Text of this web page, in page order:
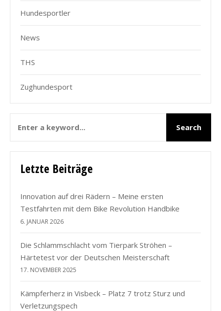
Hundesportler
News
THS
Zughundesport
Letzte Beiträge
Innovation auf drei Rädern – Meine ersten
Testfahrten mit dem Bike Revolution Handbike
6. JANUAR 2026
Die Schlammschlacht vom Tierpark Ströhen –
Härtetest vor der Deutschen Meisterschaft
17. NOVEMBER 2025
Kämpferherz in Visbeck – Platz 7 trotz Sturz und
Verletzungspech